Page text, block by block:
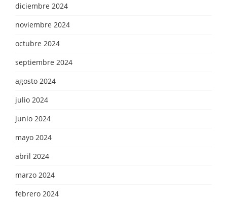
diciembre 2024
noviembre 2024
octubre 2024
septiembre 2024
agosto 2024
julio 2024
junio 2024
mayo 2024
abril 2024
marzo 2024
febrero 2024